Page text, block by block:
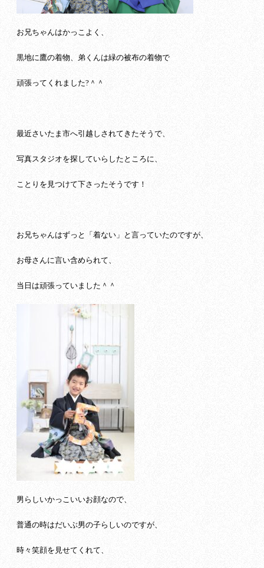
お兄ちゃんはかっこよく、
黒地に鷹の着物、弟くんは緑の被布の着物で
頑張ってくれました?＾＾
最近さいたま市へ引越しされてきたそうで、
写真スタジオを探していらしたところに、
ことりを見つけて下さったそうです！
お兄ちゃんはずっと「着ない」と言っていたのですが、
お母さんに言い含められて、
当日は頑張っていました＾＾
男らしいかっこいいお顔なので、
普通の時はだいぶ男の子らしいのですが、
時々笑顔を見せてくれて、